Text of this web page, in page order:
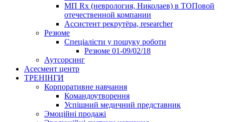
МП Rx (неврология, Николаев) в ТОПовой
отечественной компании
Ассистент рекрутёра, researcher
Резюме
Cпеціалісти у пошуку роботи
Резюме 01-09/02/18
Аутсорсинг
Асесмент центр
ТРЕНІНГИ
Корпоративне навчання
Командоутворення
Успішний медичний представник
Эмоційні продажі